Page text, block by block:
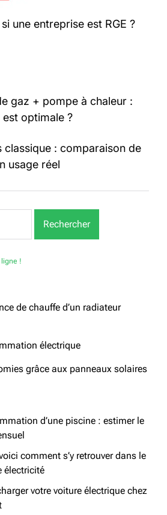
une entreprise est RGE ?
gaz + pompe à chaleur :
optimale ?
classique : comparaison de
usage réel
!
de chauffe d’un radiateur
électrique
grâce aux panneaux solaires
d’une piscine : estimer le
comment s’y retrouver dans le
électricité
votre voiture électrique chez